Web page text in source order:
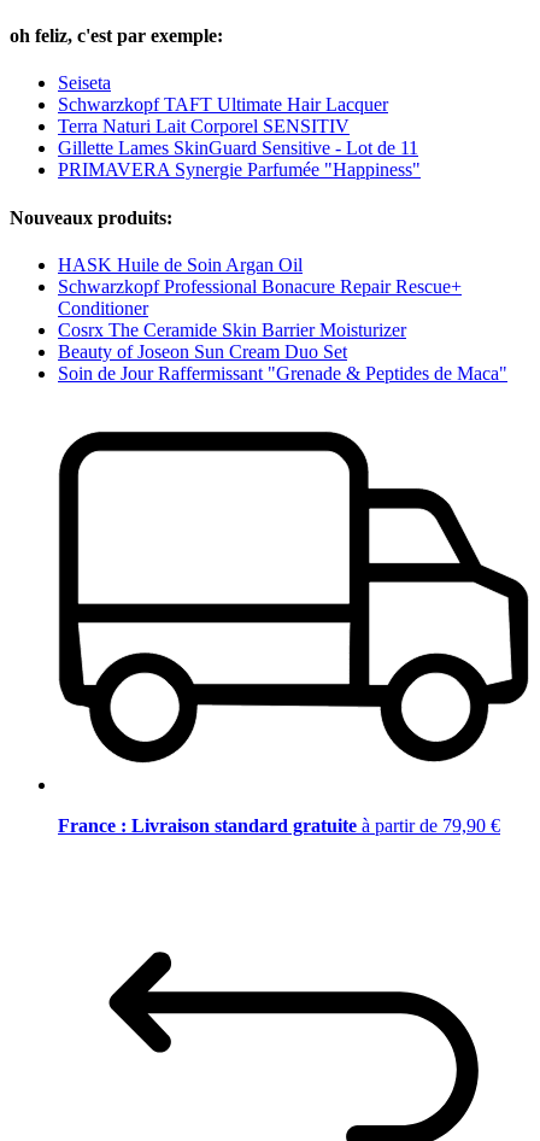
oh feliz, c'est par exemple:
Seiseta
Schwarzkopf TAFT Ultimate Hair Lacquer
Terra Naturi Lait Corporel SENSITIV
Gillette Lames SkinGuard Sensitive - Lot de 11
PRIMAVERA Synergie Parfumée "Happiness"
Nouveaux produits:
HASK Huile de Soin Argan Oil
Schwarzkopf Professional Bonacure Repair Rescue+
Conditioner
Cosrx The Ceramide Skin Barrier Moisturizer
Beauty of Joseon Sun Cream Duo Set
Soin de Jour Raffermissant "Grenade & Peptides de Maca"
France : Livraison standard gratuite à partir de 79,90 €